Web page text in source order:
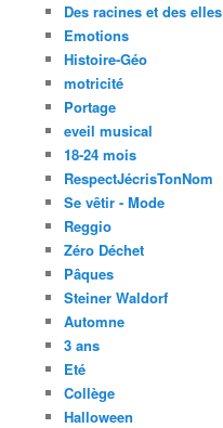
Des racines et des elles
Emotions
Histoire-Géo
motricité
Portage
eveil musical
18-24 mois
RespectJécrisTonNom
Se vêtir - Mode
Reggio
Zéro Déchet
Pâques
Steiner Waldorf
Automne
3 ans
Eté
Collège
Halloween